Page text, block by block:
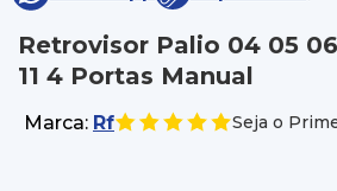
Retrovisor Palio 04 05
11 4 Portas Manual
Marca: Rf Seja o